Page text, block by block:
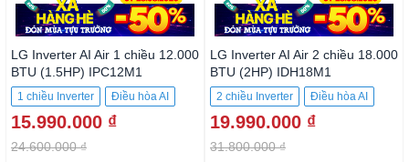
LG Inverter AI Air 1 chiều 12.000
BTU (1.5HP) IPC12M1
1 chiều Inverter Điều hòa AI
15.990.000 ₫
24.600.000 ₫
LG Inverter AI Air 2 chiều 18.000
BTU (2HP) IDH18M1
2 chiều Inverter Điều hòa AI
19.990.000 ₫
31.800.000 ₫